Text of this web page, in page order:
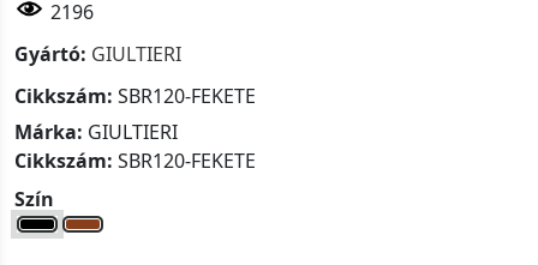
2196
Gyártó: GIULTIERI
Cikkszám: SBR120-FEKETE
Márka: GIULTIERI
Cikkszám: SBR120-FEKETE
Szín